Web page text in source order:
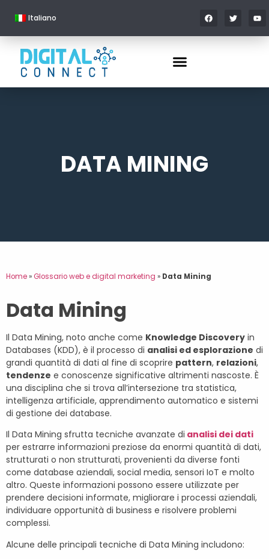
Italiano
DATA MINING
Home»Glossario web e digital marketing » Data Mining
Data Mining
Il Data Mining, noto anche come Knowledge Discovery in
Databases (KDD), è il processo di analisi ed esplorazione di
grandi quantità di dati al fine di scoprire pattern, relazioni,
tendenze e conoscenze significative altrimenti nascoste. È
una disciplina che si trova all’intersezione tra statistica,
intelligenza artificiale, apprendimento automatico e sistemi
di gestione dei database.
Il Data Mining sfrutta tecniche avanzate di analisi dei dati
per estrarre informazioni preziose da enormi quantità di dati,
strutturati o non strutturati, provenienti da diverse fonti
come database aziendali, social media, sensori IoT e molto
altro. Queste informazioni possono essere utilizzate per
prendere decisioni informate, migliorare i processi aziendali,
individuare opportunità di business e risolvere problemi
complessi.
Alcune delle principali tecniche di Data Mining includono: